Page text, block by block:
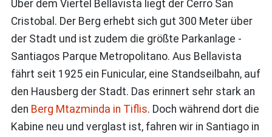
Über dem Viertel Bellavista liegt der Cerro San
Cristobal. Der Berg erhebt sich gut 300 Meter über
der Stadt und ist zudem die größte Parkanlage -
Santiagos Parque Metropolitano. Aus Bellavista
fährt seit 1925 ein Funicular, eine Standseilbahn, auf
den Hausberg der Stadt. Das erinnert sehr stark an
den Berg Mtazminda in Tiflis. Doch während dort die
Kabine neu und verglast ist, fahren wir in Santiago in